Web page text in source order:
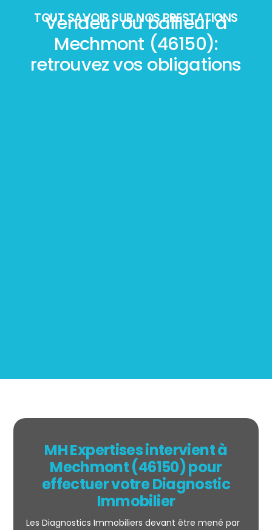
TOUT SAVOIR SUR NOS PRESTATIONS
Vendeur ou bailleur à
Mechmont (46150):
retrouvez vos obligations
MH Expertises intervient à
Mechmont (46150) pour
effectuer votre Diagnostic
Immobilier
Les Diagnostics Immobiliers devant être mené par